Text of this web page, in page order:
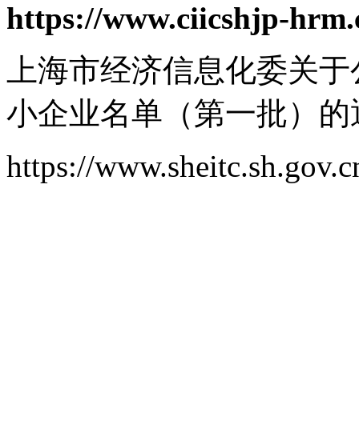
https://www.ciicshjp-
上海市经济信息化委关
小企业名单（第一批）的
https://